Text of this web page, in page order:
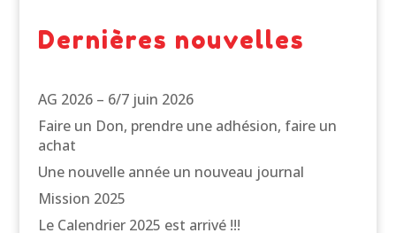
Dernières nouvelles
AG 2026 – 6/7 juin 2026
Faire un Don, prendre une adhésion, faire un
achat
Une nouvelle année un nouveau journal
Mission 2025
Le Calendrier 2025 est arrivé !!!